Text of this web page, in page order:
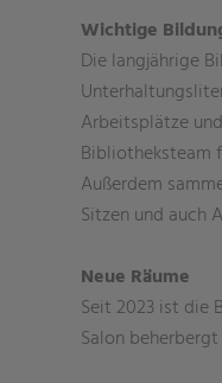
Wichtige
Die langjährige
Arbeitsplätze
Bibliotheksteam
Außerdem
Sitzen und auch
Neue Räume
Seit 2023 ist die
Salon